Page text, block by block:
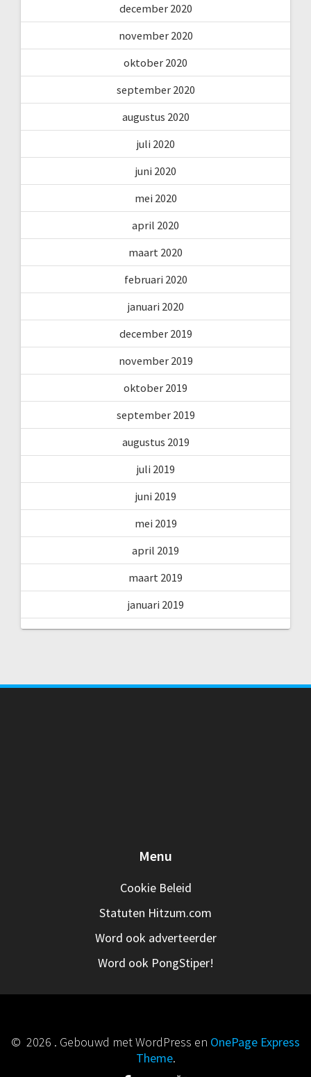
december 2020
november 2020
oktober 2020
september 2020
augustus 2020
juli 2020
juni 2020
mei 2020
april 2020
maart 2020
februari 2020
januari 2020
december 2019
november 2019
oktober 2019
september 2019
augustus 2019
juli 2019
juni 2019
mei 2019
april 2019
maart 2019
januari 2019
Menu
Cookie Beleid
Statuten Hitzum.com
Word ook adverteerder
Word ook PongStiper!
© 2026 . Gebouwd met WordPress en OnePage Express
Theme.